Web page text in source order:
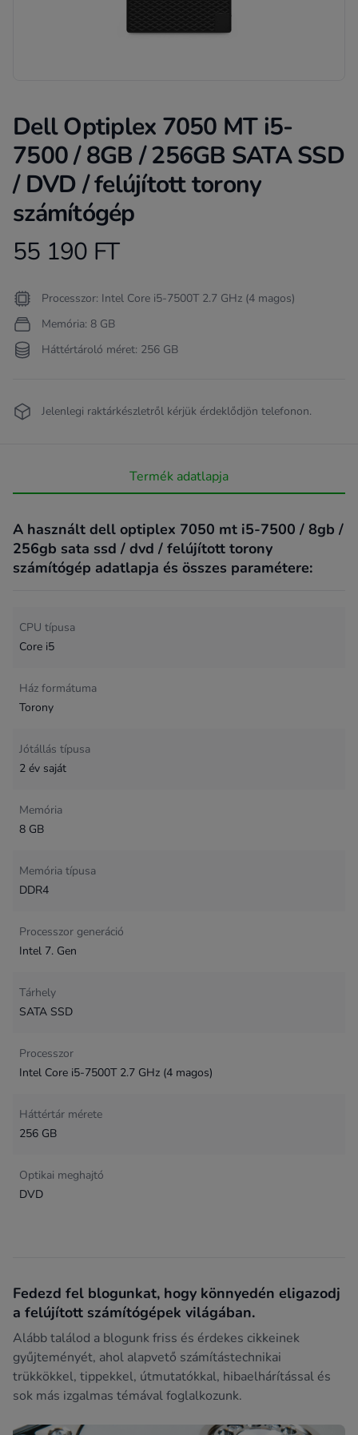
Dell Optiplex 7050 MT i5-
7500 / 8GB / 256GB SATA SSD
/ DVD / felújított torony
számítógép
Product information
55 190 FT
Termékleírás
Processzor: Intel Core i5-7500T 2.7 GHz (4 magos)
Memória: 8 GB
Háttértároló méret: 256 GB
Jelenlegi raktárkészletről kérjük érdeklődjön telefonon.
Termék adatlapja
A használt dell optiplex 7050 mt i5-7500 / 8gb /
256gb sata ssd / dvd / felújított torony
számítógép adatlapja és összes paramétere:
CPU típusa
Core i5
Ház formátuma
Torony
Jótállás típusa
2 év saját
Memória
8 GB
Memória típusa
DDR4
Processzor generáció
Intel 7. Gen
Tárhely
SATA SSD
Processzor
Intel Core i5-7500T 2.7 GHz (4 magos)
Háttértár mérete
256 GB
Optikai meghajtó
DVD
Fedezd fel blogunkat, hogy könnyedén eligazodj
a felújított számítógépek világában.
Alább találod a blogunk friss és érdekes cikkeinek
gyűjteményét, ahol alapvető számítástechnikai
trükkökkel, tippekkel, útmutatókkal, hibaelhárítással és
sok más izgalmas témával foglalkozunk.